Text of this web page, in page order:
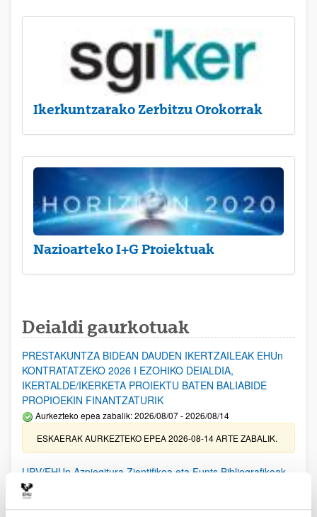
Ikerkuntzarako Zerbitzu Orokorrak
Nazioarteko I+G Proiektuak
Deialdi gaurkotuak
PRESTAKUNTZA BIDEAN DAUDEN IKERTZAILEAK EHUn
KONTRATATZEKO 2026 I EZOHIKO DEIALDIA,
IKERTALDE/IKERKETA PROIEKTU BATEN BALIABIDE
PROPIOEKIN FINANTZATURIK
Aurkezteko epea zabalik: 2026/08/07 - 2026/08/14
ESKAERAK AURKEZTEKO EPEA 2026-08-14 ARTE ZABALIK.
UPV/EHUn Azpiegitura Zientifikoa eta Funts Bibliografikoak
erosi eta berritzeko laguntzak 2026